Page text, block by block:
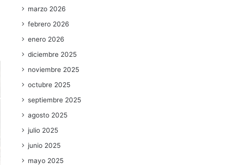
marzo 2026
febrero 2026
enero 2026
diciembre 2025
noviembre 2025
octubre 2025
septiembre 2025
agosto 2025
julio 2025
junio 2025
mayo 2025